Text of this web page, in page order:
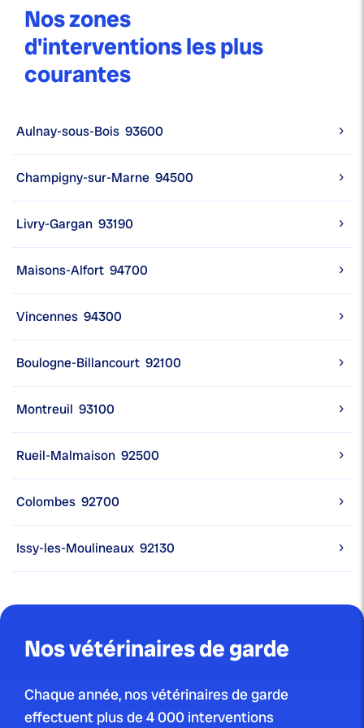
Nos zones
d'interventions les plus
courantes
Aulnay-sous-Bois 93600
Champigny-sur-Marne 94500
Livry-Gargan 93190
Maisons-Alfort 94700
Vincennes 94300
Boulogne-Billancourt 92100
Montreuil 93100
Rueil-Malmaison 92500
Colombes 92700
Issy-les-Moulineaux 92130
Nos vétérinaires de garde
Chaque année, nos vétérinaires de garde
effectuent plus de 4 000 interventions